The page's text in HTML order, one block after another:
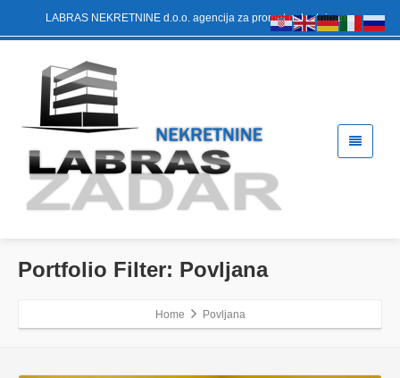
LABRAS NEKRETNINE d.o.o. agencija za promet nekretninama
Portfolio Filter: Povljana
Home Povljana